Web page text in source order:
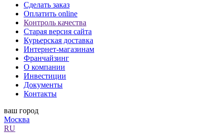
Сделать заказ
Оплатить online
Контроль качества
Старая версия сайта
Курьерская доставка
Интернет-магазинам
Франчайзинг
О компании
Инвестиции
Документы
Контакты
ваш город
Москва
RU